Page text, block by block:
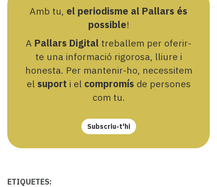
Amb tu, el periodisme al Pallars és
possible!
A Pallars Digital treballem per oferir-
te una informació rigorosa, lliure i
honesta. Per mantenir-ho, necessitem
el suport i el compromís de persones
com tu.
Subscriu-t'hi
ETIQUETES: